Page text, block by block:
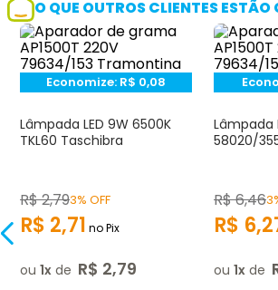
O QUE OUTROS CLIENTES
Economize: R$ 0,08
Lâmpada LED 9W 6500K
TKL60 Taschibra
R$2,793% OFF
R$ 2,71 no Pix
ou 1 de R$ 2,79
Lâmpada
58020/
R$6,46
R$ 6,
ou 1 de